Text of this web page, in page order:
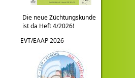
Die neue Züchtungskunde
ist da Heft 4/2026!
EVT/EAAP 2026